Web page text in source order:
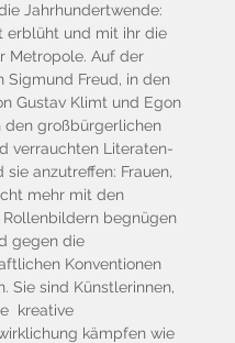
Jahrhundertwende:
erblüht und mit ihr die
Metropole. Auf der
Sigmund Freud, in den
Gustav Klimt und Egon
den großbürgerlichen
verrauchten Literaten-
sie anzutreffen: Frauen,
mehr mit den
begnügen
gegen die
Konventionen
Sie sind Künstlerinnen,
kreative
kämpfen wie